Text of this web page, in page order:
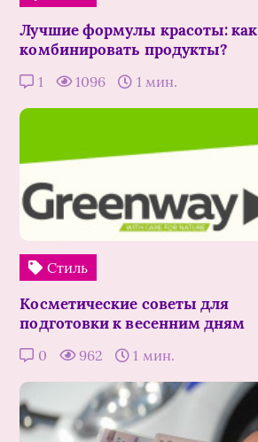
Лучшие формулы красоты: как
комбинировать продукты?
1 1096 1 мин.
Стиль
Косметические советы для
подготовки к весенним дням
0 962 1 мин.